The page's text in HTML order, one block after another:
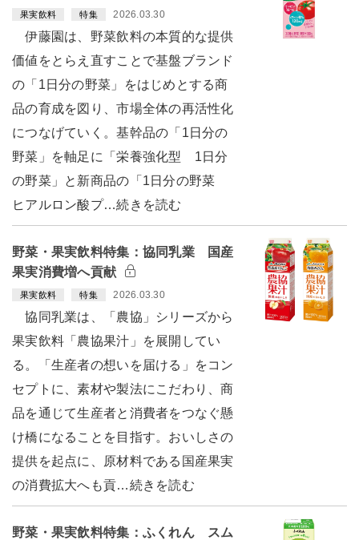
果実飲料 特集 2026.03.30
伊藤園は、野菜飲料の本質的な提供
価値をとらえ直すことで基盤ブランド
の「1日分の野菜」をはじめとする商
品の育成を図り、市場全体の再活性化
につなげていく。基幹品の「1日分の
野菜」を軸足に「栄養強化型 1日分
の野菜」と新商品の「1日分の野菜
ヒアルロン酸プ…続きを読む
野菜・果実飲料特集：協同乳業 国産
果実消費増へ貢献
果実飲料 特集 2026.03.30
協同乳業は、「農協」シリーズから
果実飲料「農協果汁」を展開してい
る。「生産者の想いを届ける」をコン
セプトに、素材や製法にこだわり、商
品を通じて生産者と消費者をつなぐ懸
け橋になることを目指す。おいしさの
提供を起点に、原材料である国産果実
の消費拡大へも貢…続きを読む
野菜・果実飲料特集：ふくれん スム